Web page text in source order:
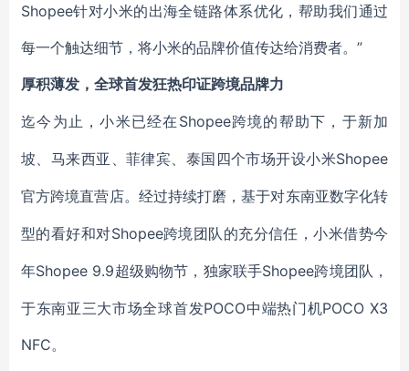
Shopee针对小米的出海全链路体系优化，帮助我们通过
每一个触达细节，将小米的品牌价值传达给消费者。”
厚积薄发，全球首发狂热印证跨境品牌力
迄今为止，小米已经在 Shopee跨境的帮助下，于新加
坡、马来西亚、菲律宾、泰国四个市场开设小米Shopee
官方跨境直营店。经过持续打磨，基于对东南亚数字化转
型的看好和对Shopee跨境团队的充分信任，小米借势今
年Shopee 9.9超级购物节，独家联手Shopee跨境团队，
于东南亚三大市场全球首发POCO中端热门机POCO X3
NFC。